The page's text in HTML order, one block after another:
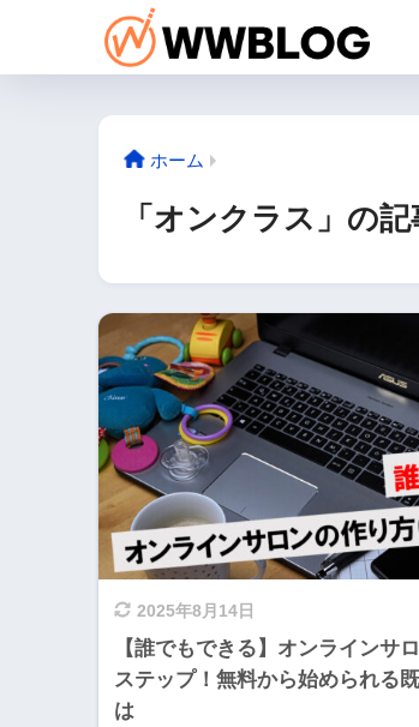
ホーム
「オンクラス」の
2025年8月14日
【誰でもできる】オンラインサ
ステップ！無料から始められる
は